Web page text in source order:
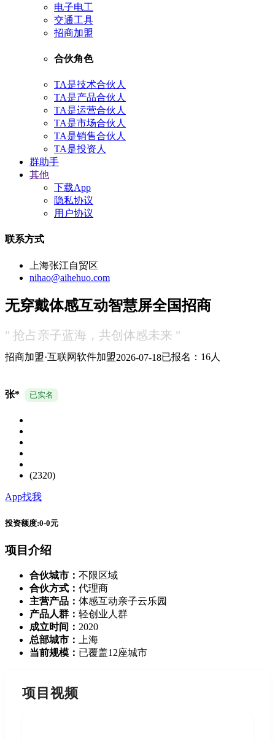
电子电工
交通工具
招商加盟
合伙角色
TA是技术合伙人
TA是产品合伙人
TA是运营合伙人
TA是市场合伙人
TA是销售合伙人
TA是投资人
群助手
其他
下载App
隐私协议
用户协议
联系方式
上海张江自贸区
nihao@aihehuo.com
无穿戴体感互动智慧屏全国招商
" 抢占亲子蓝海，共创体感未来 "
招商加盟·互联网软件加盟2026-07-18已报名：16人
张* 已实名
(2320)
App找我
投资额度:0-0元
项目介绍
合伙城市： 不限区域
合伙方式： 代理商
主营产品： 体感互动亲子云乐园
产品人群： 轻创业人群
成立时间： 2020
总部城市：
上海
当前规模： 已覆盖12座城市
项目视频